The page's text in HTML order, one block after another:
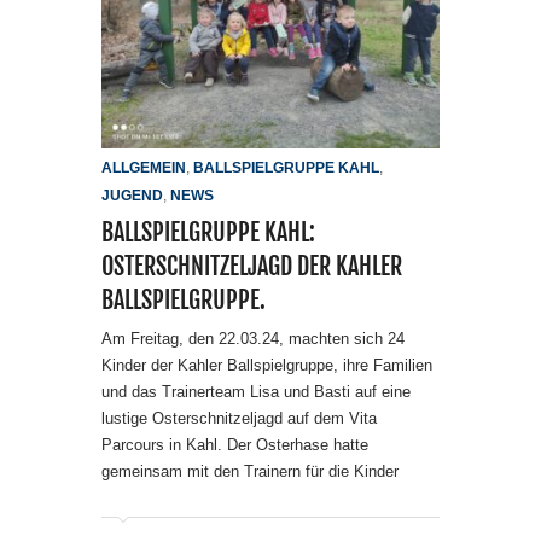
ALLGEMEIN , BALLSPIELGRUPPE KAHL,
JUGEND, NEWS
BALLSPIELGRUPPE KAHL:
OSTERSCHNITZELJAGD DER KAHLER
BALLSPIELGRUPPE.
Am Freitag, den 22.03.24, machten sich 24
Kinder der Kahler Ballspielgruppe, ihre Familien
und das Trainerteam Lisa und Basti auf eine
lustige Osterschnitzeljagd auf dem Vita
Parcours in Kahl. Der Osterhase hatte
gemeinsam mit den Trainern für die Kinder